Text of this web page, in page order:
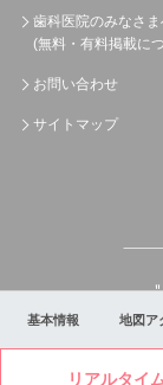
基本情報 地図ア
リアルタイ
歯科医院のみなさ
(無料・有料掲載に
お問い合わせ
サイトマップ